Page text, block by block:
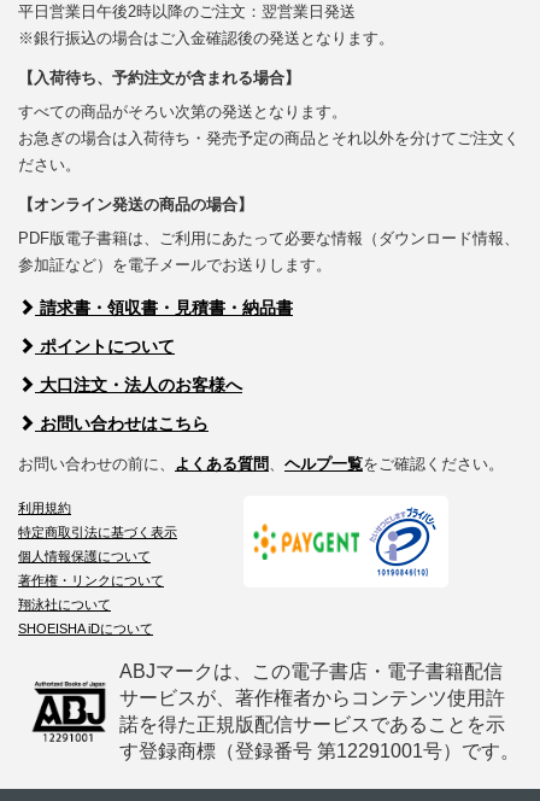
平日営業日午後2時以降のご注文：翌営業日発送
※銀行振込の場合はご入金確認後の発送となります。
【入荷待ち、予約注文が含まれる場合】
すべての商品がそろい次第の発送となります。
お急ぎの場合は入荷待ち・発売予定の商品とそれ以外を分けてご注文く
ださい。
【オンライン発送の商品の場合】
PDF版電子書籍は、ご利用にあたって必要な情報（ダウンロード情報、
参加証など）を電子メールでお送りします。
請求書・領収書・見積書・納品書
ポイントについて
大口注文・法人のお客様へ
お問い合わせはこちら
お問い合わせの前に、 よくある質問 ヘルプ一覧をご確認ください。
利用規約
特定商取引法に基づく表示
個人情報保護について
著作権・リンクについて
翔泳社について
SHOEISHA iDについて
ABJマークは、この電子書店・電子書籍配信
サービスが、著作権者からコンテンツ使用許
諾を得た正規版配信サービスであることを示
す登録商標（登録番号 第12291001号）です。